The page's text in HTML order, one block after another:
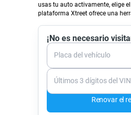
usas tu auto activamente, elige
plataforma Xtreet ofrece una
¡No es necesario
Placa del vehículo
Últimos 3 dígitos del VIN
Renovar el